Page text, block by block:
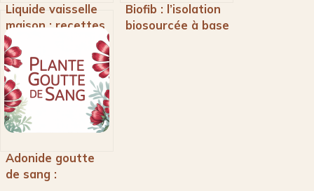
Liquide vaisselle
maison : recettes
efficaces et
écologiques pour
la vaisselle
quotidienne
Biofib : l’isolation
biosourcée à base
Adonide goutte
de sang :